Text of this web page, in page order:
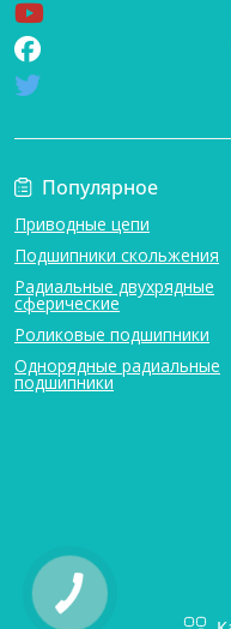
Популярное
Приводные цепи
Подшипники скольжения
Радиальные двухрядные
сферические
Роликовые подшипники
Однорядные радиальные
подшипники